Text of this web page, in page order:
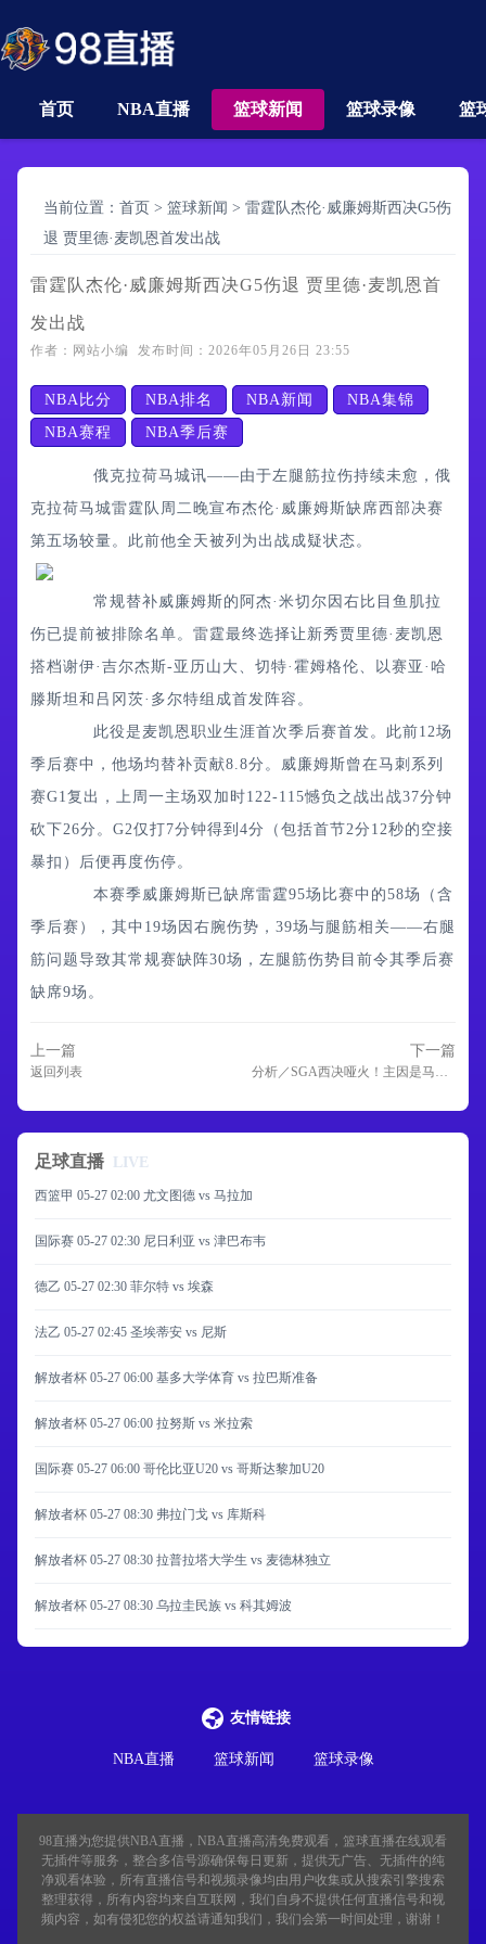
首页 NBA直播 篮球新闻 篮球录像 篮
当前位置： 首页 > 篮球新闻 > 雷霆队杰伦·威廉姆斯西决G5伤
退 贾里德·麦凯恩首发出战
雷霆队杰伦·威廉姆斯西决G5伤退 贾里德·麦凯恩首
发出战
作者：网站小编 发布时间：2026年05月26日 23:55
NBA比分 NBA排名 NBA新闻
NBA集锦
NBA赛程
NBA季后赛
俄克拉荷马城讯——由于左腿筋拉伤持续未愈，俄
克拉荷马城雷霆队周二晚宣布杰伦·威廉姆斯缺席西部决赛
第五场较量。此前他全天被列为出战成疑状态。
常规替补威廉姆斯的阿杰·米切尔因右比目鱼肌拉
伤已提前被排除名单。雷霆最终选择让新秀贾里德·麦凯恩
搭档谢伊·吉尔杰斯-亚历山大、切特·霍姆格伦、以赛亚·哈
滕斯坦和吕冈茨·多尔特组成首发阵容。
此役是麦凯恩职业生涯首次季后赛首发。此前12场
季后赛中，他场均替补贡献8.8分。威廉姆斯曾在马刺系列
赛G1复出，上周一主场双加时122-115憾负之战出战37分钟
砍下26分。G2仅打7分钟得到4分（包括首节2分12秒的空接
暴扣）后便再度伤停。
本赛季威廉姆斯已缺席雷霆95场比赛中的58场（含
季后赛），其中19场因右腕伤势，39场与腿筋相关——右腿
筋问题导致其常规赛缺阵30场，左腿筋伤势目前令其季后赛
缺席9场。
上一篇
返回列表
下一篇
分析／SGA西决哑火！主因是马刺针对性防守还是MVP自身状态低迷？
足球直播 LIVE
西篮甲 05-27 02:00 尤文图德 vs 马拉加
国际赛 05-27 02:30 尼日利亚 vs 津巴布韦
德乙 05-27 02:30 菲尔特 vs 埃森
法乙 05-27 02:45 圣埃蒂安 vs 尼斯
解放者杯 05-27 06:00 基多大学体育 vs 拉巴斯准备
解放者杯 05-27 06:00 拉努斯 vs 米拉索
国际赛 05-27 06:00 哥伦比亚U20 vs 哥斯达黎加U20
解放者杯 05-27 08:30 弗拉门戈 vs 库斯科
解放者杯 05-27 08:30 拉普拉塔大学生 vs 麦德林独立
解放者杯 05-27 08:30 乌拉圭民族 vs 科其姆波
友情链接
NBA直播 篮球新闻 篮球录像
98直播为您提供NBA直播，NBA直播高清免费观看，篮球直播在线观看
无插件等服务，整合多信号源确保每日更新，提供无广告、无插件的纯
净观看体验，所有直播信号和视频录像均由用户收集或从搜索引擎搜索
整理获得，所有内容均来自互联网，我们自身不提供任何直播信号和视
频内容，如有侵犯您的权益请通知我们，我们会第一时间处理，谢谢！